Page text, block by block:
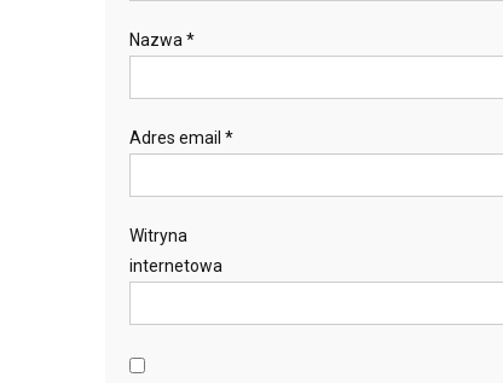
Nazwa *
Adres email *
Witryna
internetowa